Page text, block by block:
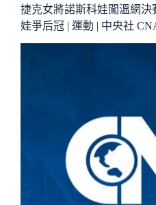
捷克女將諾斯科娃闖溫網
娃爭后冠 | 運動 | 中央社